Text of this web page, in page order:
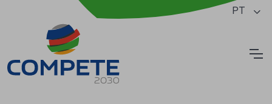
Saltar para o conteúdo principal da página PT